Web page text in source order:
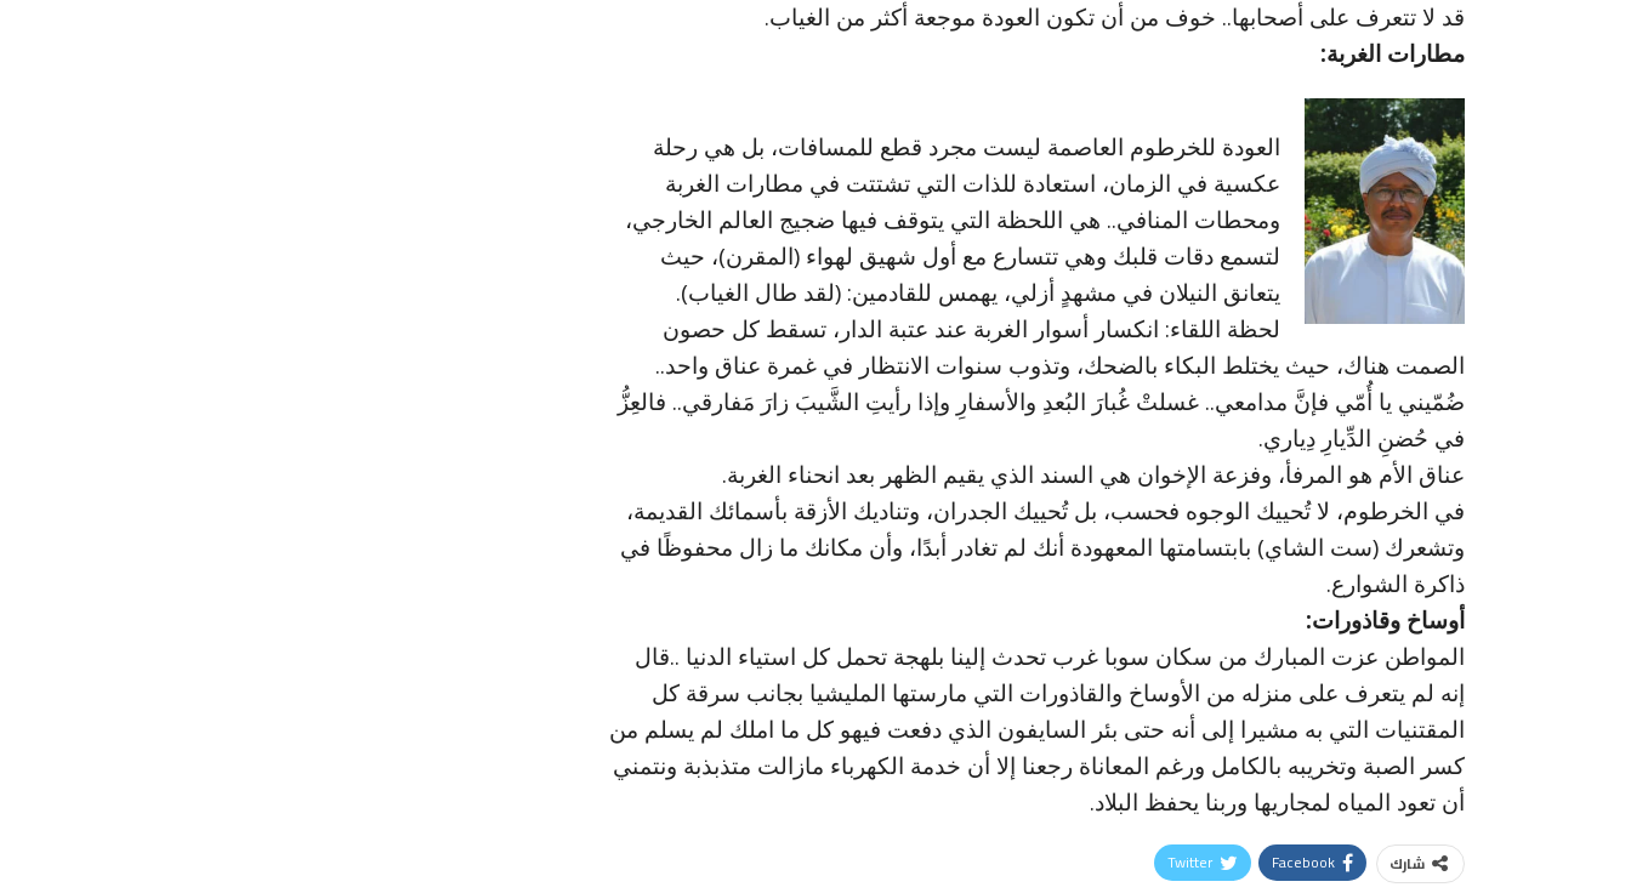
قد لا تتعرف على أصحابها.. خوف من أن تكون العودة موجعة أكثر من الغياب.
مطارات الغربة:
العودة للخرطوم العاصمة ليست مجرد قطع للمسافات، بل هي رحلة
عكسية في الزمان، استعادة للذات التي تشتتت في مطارات الغربة
ومحطات المنافي.. هي اللحظة التي يتوقف فيها ضجيج العالم الخارجي،
لتسمع دقات قلبك وهي تتسارع مع أول شهيق لهواء (المقرن)، حيث
يتعانق النيلان في مشهدٍ أزلي، يهمس للقادمين: (لقد طال الغياب).
لحظة اللقاء: انكسار أسوار الغربة عند عتبة الدار، تسقط كل حصون
الصمت هناك، حيث يختلط البكاء بالضحك، وتذوب سنوات الانتظار في غمرة عناق واحد..
ضُمّيني يا أُمّي فإنَّ مدامعي.. غسلتْ غُبارَ البُعدِ والأسفارِ وإذا رأيتِ الشَّيبَ زارَ مَفارقي.. فالعِزُّ
في حُضنِ الدِّيارِ دِياري.
عناق الأم هو المرفأ، وفزعة الإخوان هي السند الذي يقيم الظهر بعد انحناء الغربة.
في الخرطوم، لا تُحييك الوجوه فحسب، بل تُحييك الجدران، وتناديك الأزقة بأسمائك القديمة،
وتشعرك (ست الشاي) بابتسامتها المعهودة أنك لم تغادر أبدًا، وأن مكانك ما زال محفوظًا في
ذاكرة الشوارع.
أوساخ وقاذورات:
المواطن عزت المبارك من سكان سوبا غرب تحدث إلينا بلهجة تحمل كل استياء الدنيا ..قال
إنه لم يتعرف على منزله من الأوساخ والقاذورات التي مارستها المليشيا بجانب سرقة كل
المقتنيات التي به مشيرا إلى أنه حتى بئر السايفون الذي دفعت فيهو كل ما املك لم يسلم من
كسر الصبة وتخريبه بالكامل ورغم المعاناة رجعنا إلا أن خدمة الكهرباء مازالت متذبذبة ونتمني
أن تعود المياه لمجاريها وربنا يحفظ البلاد.
شارك Facebook
Twitter